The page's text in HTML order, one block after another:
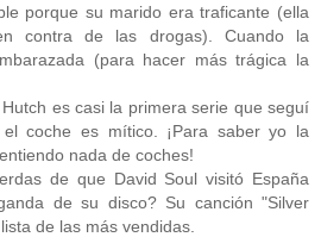
porque su marido era traficante (ella
contra de las drogas). Cuando la
(para hacer más trágica la
es casi la primera serie que seguí
coche es mítico. ¡Para saber yo la
nada de coches!
de que David Soul visitó España
de su disco? Su canción "Silver
de las más vendidas.